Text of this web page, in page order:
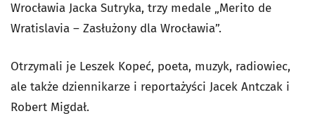
Wrocławia Jacka Sutryka, trzy medale „Merito de
Wratislavia – Zasłużony dla Wrocławia”.
Otrzymali je Leszek Kopeć, poeta, muzyk, radiowiec,
ale także dziennikarze i reportażyści Jacek Antczak i
Robert Migdał.